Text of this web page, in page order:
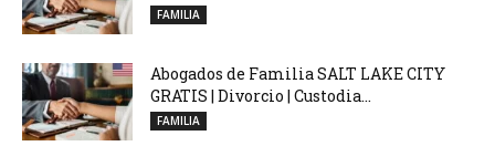
FAMILIA
Abogados de Familia SALT LAKE CITY
GRATIS | Divorcio | Custodia...
FAMILIA